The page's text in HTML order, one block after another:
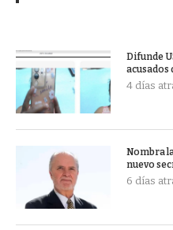
Difunde
acusados
4 días
Nombra
nuevo
6 días